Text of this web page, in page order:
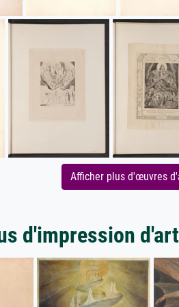
Afficher plus d'œuvres
d'impression